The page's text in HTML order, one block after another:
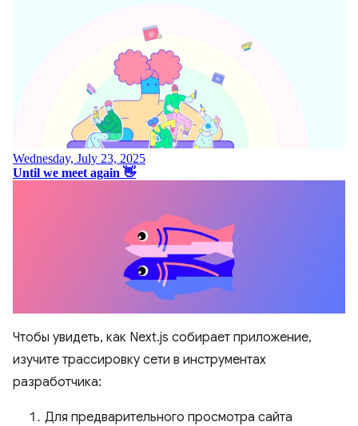
Чтобы увидеть, как Next.js собирает приложение,
изучите трассировку сети в инструментах
разработчика:
Для предварительного просмотра сайта